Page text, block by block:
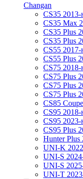
Changan
CS35 2013-
CS35 Max
CS35 Plus
CS35 Plus
CS55 2017-
CS55 Plus
CS75 2018-
CS75 Plus
CS75 Plus
CS75 Plus
CS85
CS95 2018-
CS95 2023-
CS95 Plus
Hunter Plus
UNI-K
UNI-S
UNI-S
UNI-T